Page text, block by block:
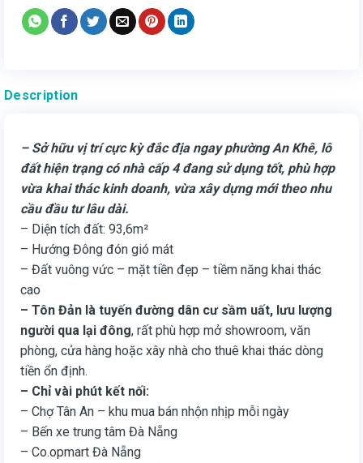
Description
– Sở hữu vị trí cực kỳ đắc địa ngay phường An Khê, lô
đất hiện trạng có nhà cấp 4 đang sử dụng tốt, phù hợp
vừa khai thác kinh doanh, vừa xây dựng mới theo nhu
cầu đầu tư lâu dài.
– Diện tích đất: 93,6m²
– Hướng Đông đón gió mát
– Đất vuông vức – mặt tiền đẹp – tiềm năng khai thác
cao
– Tôn Đản là tuyến đường dân cư sầm uất, lưu lượng
người qua lại đông, rất phù hợp mở showroom, văn
phòng, cửa hàng hoặc xây nhà cho thuê khai thác dòng
tiền ổn định.
– Chỉ vài phút kết nối:
– Chợ Tân An – khu mua bán nhộn nhịp mỗi ngày
– Bến xe trung tâm Đà Nẵng
– Co.opmart Đà Nẵng